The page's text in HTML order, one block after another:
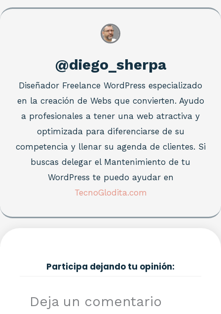
@diego_sherpa
Diseñador Freelance WordPress especializado
en la creación de Webs que convierten. Ayudo
a profesionales a tener una web atractiva y
optimizada para diferenciarse de su
competencia y llenar su agenda de clientes. Si
buscas delegar el Mantenimiento de tu
WordPress te puedo ayudar en
TecnoGlodita.com
Participa dejando tu opinión:
Deja un comentario